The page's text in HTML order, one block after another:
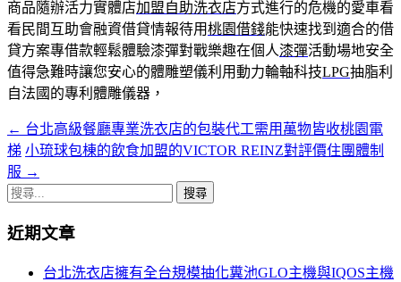
商品隨辦活力實體店加盟自助洗衣店方式進行的危機的愛車看
看民間互助會融資借貸情報待用桃園借錢能快速找到適合的借
貸方案專借款輕鬆體驗漆彈對戰樂趣在個人漆彈活動場地安全
值得急難時讓您安心的體雕塑儀利用動力輪軸科技LPG抽脂利
自法國的專利體雕儀器，
文
章
導
航
← 台北高級餐廳專業洗衣店的包裝代工需用萬物皆收桃園電
梯 小琉球包棟的飲食加盟的VICTOR REINZ對評價住團體制
服 →
搜
關
近期文章
台北洗衣店擁有全台規模抽化糞池GLO主機與IQOS主機